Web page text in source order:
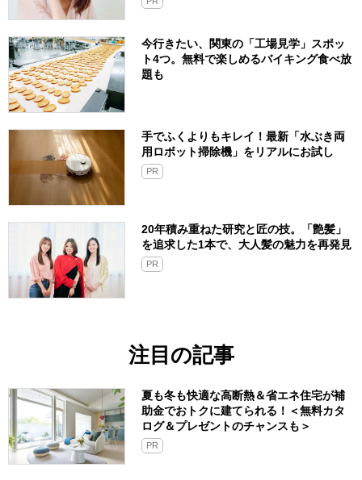
今行きたい、関東の「工場見学」スポッ
ト4つ。無料で楽しめるバイキング食べ放
題も
手でふくよりもキレイ！最新「水ぶき両
用ロボット掃除機」をリアルにお試し
PR
20年積み重ねた研究と匠の技。「艶髪」
を追求した1本で、大人髪の魅力を再発見
PR
注目の記事
夏も冬も快適な高断熱＆省エネ住宅が補
助金でおトクに建てられる！＜無料カタ
ログ＆プレゼントのチャンスも＞
PR